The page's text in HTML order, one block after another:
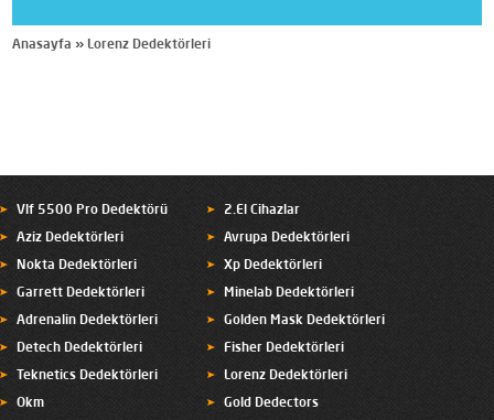
Anasayfa » Lorenz Dedektörleri
Vlf 5500 Pro Dedektörü 2.El Cihazlar
Aziz Dedektörleri Avrupa Dedektörleri
Nokta Dedektörleri Xp Dedektörleri
Garrett Dedektörleri Minelab Dedektörleri
Adrenalin Dedektörleri Golden Mask Dedektörleri
Detech Dedektörleri Fisher Dedektörleri
Teknetics Dedektörleri Lorenz Dedektörleri
Okm Gold Dedectors